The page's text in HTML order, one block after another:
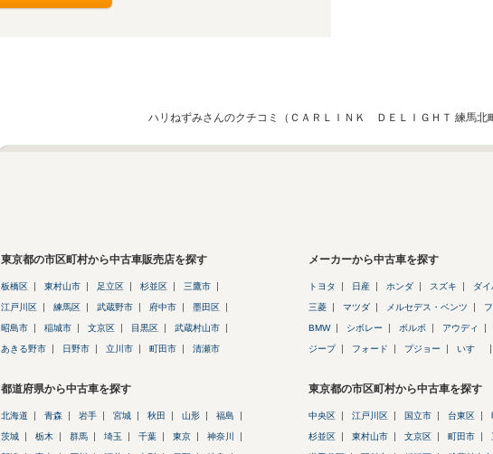
ハリねずみさんのクチコミ（ＣＡＲＬＩＮＫ ＤＥＬＩＧＨＴ 練馬北
東京都の市区町村から中古車販売店を探す
板橋区 東村山市 足立区 杉並区 三鷹市
江戸川区 練馬区 武蔵野市 府中市 墨田区
昭島市 稲城市 文京区 目黒区 武蔵村山市
あきる野市 日野市 立川市 町田市 清瀬市
メーカーから中古車を探す
トヨタ 日産 ホンダ スズキ ダイ
三菱 マツダ メルセデス・ベンツ
BMW シボレー ボルボ アウディ
ジープ フォード プジョー いすゞ
都道府県から中古車を探す
北海道 青森 岩手 宮城 秋田 山形 福島
茨城 栃木 群馬 埼玉 千葉 東京 神奈川
東京都の市区町村から中古車を探す
中央区 江戸川区 国立市 台東区
杉並区 東村山市 文京区 町田市